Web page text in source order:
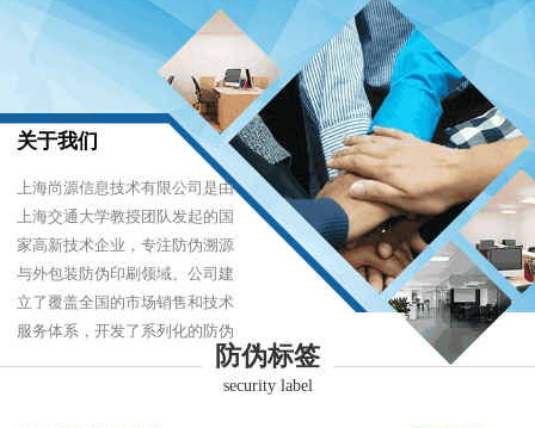
关于我们
上海尚源信息技术有限公司是由
上海交通大学教授团队发起的国
家高新技术企业，专注防伪溯源
与外包装防伪印刷领域。公司建
立了覆盖全国的市场销售和技术
服务体系，开发了系列化的防伪
产品，以难仿制、易识别、优成
本的技术，经受住了市场的严酷
防伪标签
security label